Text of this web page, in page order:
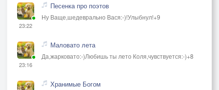
23:22
Песенка про поэтов
Ну Ваще,шедеврально Вася:-)!Улыбнул!+9
23:16
Маловато лета
Да,жарковато:-)Любишь ты лето Коля,чувствуется:-)+8
Хранимые Богом